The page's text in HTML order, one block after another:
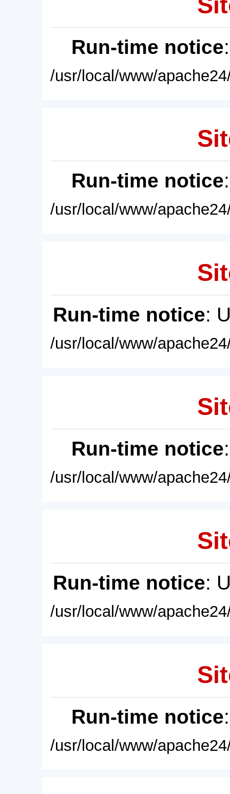
Run-time notice
/usr/local/www/
Run-time notice
/usr/local/www/
Run-time notice:
/usr/local/www/
Run-time notice
/usr/local/www/
Run-time notice:
/usr/local/www/
Run-time notice
/usr/local/www/